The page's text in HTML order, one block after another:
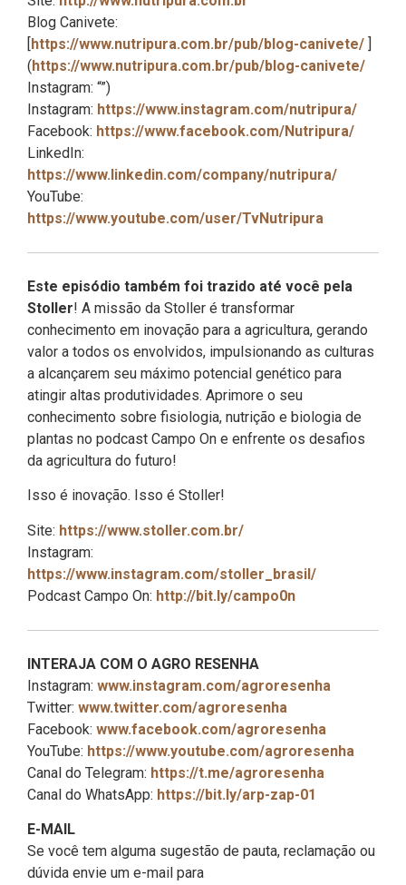
Blog Canivete:
[https://www.nutripura.com.br/pub/blog-canivete/ ]
(https://www.nutripura.com.br/pub/blog-canivete/
Instagram: “‌”)
Instagram: https://www.instagram.com/nutripura/
Facebook: https://www.facebook.com/Nutripura/
LinkedIn:
https://www.linkedin.com/company/nutripura/
YouTube:
https://www.youtube.com/user/TvNutripura
Este episódio também foi trazido até você pela
Stoller! A missão da Stoller é transformar
conhecimento em inovação para a agricultura, gerando
valor a todos os envolvidos, impulsionando as culturas
a alcançarem seu máximo potencial genético para
atingir altas produtividades. Aprimore o seu
conhecimento sobre fisiologia, nutrição e biologia de
plantas no podcast Campo On e enfrente os desafios
da agricultura do futuro!
Isso é inovação. Isso é Stoller!
Site: https://www.stoller.com.br/
Instagram:
https://www.instagram.com/stoller_brasil/
Podcast Campo On: http://bit.ly/campo0n
INTERAJA COM O AGRO RESENHA
Instagram: www.instagram.com/agroresenha
Twitter: www.twitter.com/agroresenha
Facebook: www.facebook.com/agroresenha
YouTube: https://www.youtube.com/agroresenha
Canal do Telegram: https://t.me/agroresenha
Canal do WhatsApp: https://bit.ly/arp-zap-01
E-MAIL
Se você tem alguma sugestão de pauta, reclamação ou
dúvida envie um e-mail para